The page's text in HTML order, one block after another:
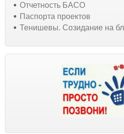
Отчетность БАСО
Паспорта проектов
Тенишевы. Созидание на